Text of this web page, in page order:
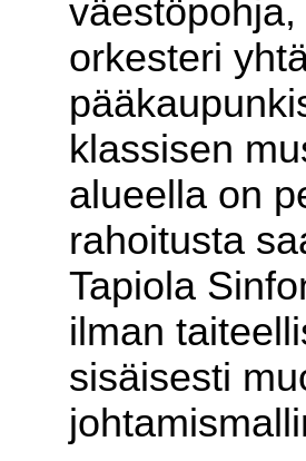
orkesteri
klassisen
alueella on
rahoitusta
Tapiola
ilman
sisäisesti